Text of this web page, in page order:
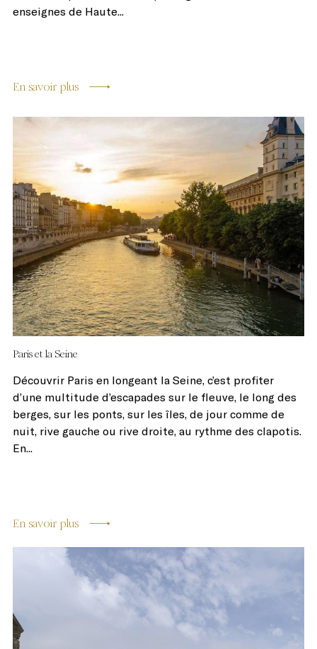
enseignes de Haute...
En savoir plus
Paris et la Seine
Découvrir Paris en longeant la Seine, c’est profiter
d’une multitude d’escapades sur le fleuve, le long des
berges, sur les ponts, sur les îles, de jour comme de
nuit, rive gauche ou rive droite, au rythme des clapotis.
En...
En savoir plus